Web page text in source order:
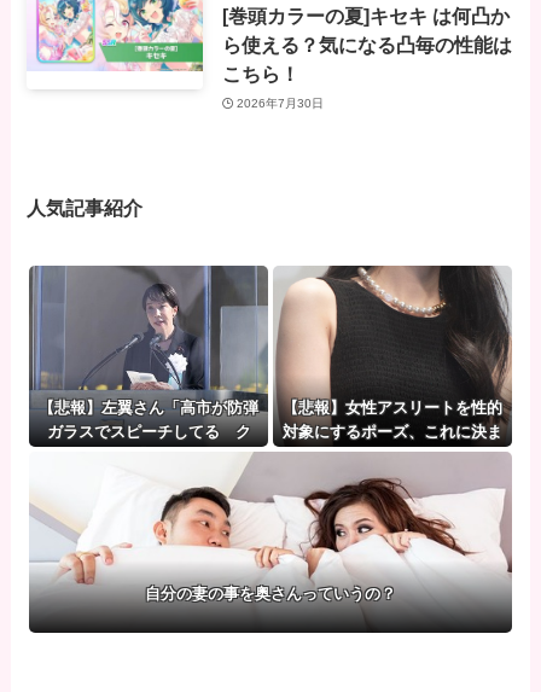
[巻頭カラーの夏]キセキ は何凸か
ら使える？気になる凸毎の性能は
こちら！
2026年7月30日
人気記事紹介
【悲報】左翼さん「高市が防弾
ガラスでスピーチしてる ク
【悲報】女性アスリートを性的
対象にするポーズ、これに決ま
る
自分の妻の事を奥さんっていうの？